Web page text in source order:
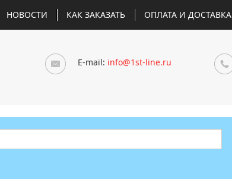
НОВОСТИ КАК ЗАКАЗАТЬ ОПЛАТА И ДОСТАВКА
E-mail: info@1st-line.ru